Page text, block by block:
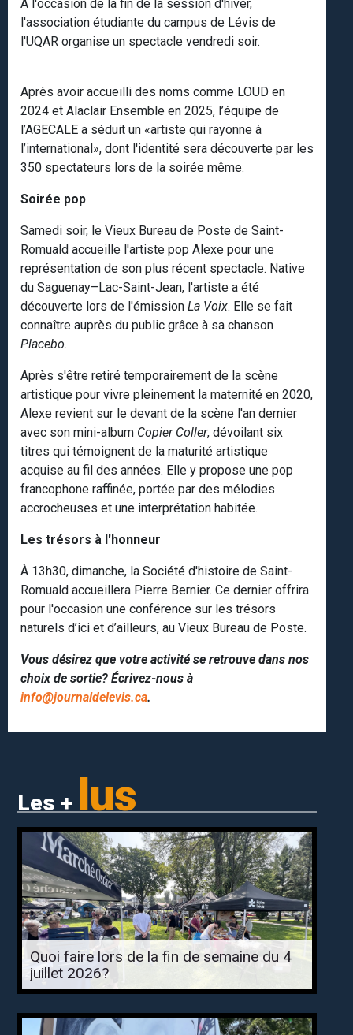
À l'occasion de la fin de la session d'hiver,
l'association étudiante du campus de Lévis de
l'UQAR organise un spectacle vendredi soir.
Après avoir accueilli des noms comme LOUD en
2024 et Alaclair Ensemble en 2025, l’équipe de
l’AGECALE a séduit un «artiste qui rayonne à
l’international», dont l'identité sera découverte par les
350 spectateurs lors de la soirée même.
Soirée pop
Samedi soir, le Vieux Bureau de Poste de Saint-
Romuald accueille l'artiste pop Alexe pour une
représentation de son plus récent spectacle. Native
du Saguenay–Lac-Saint-Jean, l'artiste a été
découverte lors de l'émission La Voix. Elle se fait
connaître auprès du public grâce à sa chanson
Placebo.
Après s'être retiré temporairement de la scène
artistique pour vivre pleinement la maternité en 2020,
Alexe revient sur le devant de la scène l'an dernier
avec son mini-album Copier Coller, dévoilant six
titres qui témoignent de la maturité artistique
acquise au fil des années. Elle y propose une pop
francophone raffinée, portée par des mélodies
accrocheuses et une interprétation habitée.
Les trésors à l'honneur
À 13h30, dimanche, la Société d'histoire de Saint-
Romuald accueillera Pierre Bernier. Ce dernier offrira
pour l'occasion une conférence sur les trésors
naturels d’ici et d’ailleurs, au Vieux Bureau de Poste.
Vous désirez que votre activité se retrouve dans nos
choix de sortie? Écrivez-nous à
info@journaldelevis.ca.
Les + lus
Quoi faire lors de la fin de semaine du 4
juillet 2026?